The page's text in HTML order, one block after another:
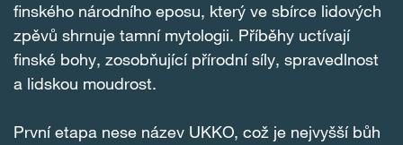
finského národního eposu, který ve sbírce lidových
zpěvů shrnuje tamní mytologii. Příběhy uctívají
finské bohy, zosobňující přírodní síly, spravedlnost
a lidskou moudrost.
První etapa nese název UKKO, což je nejvyšší bůh